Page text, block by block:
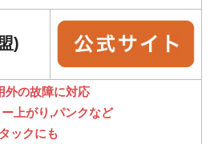
)
外の故障に対応
上がり,パンクなど
ックにも